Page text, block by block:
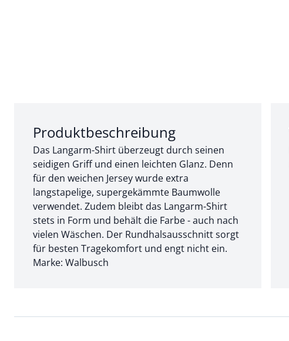
Abschnitt 1 von 3:
Produktbeschreibung
Das Langarm-Shirt überzeugt durch seinen
seidigen Griff und einen leichten Glanz. Denn
für den weichen Jersey wurde extra
langstapelige, supergekämmte Baumwolle
verwendet. Zudem bleibt das Langarm-Shirt
stets in Form und behält die Farbe - auch nach
vielen Wäschen. Der Rundhalsausschnitt sorgt
für besten Tragekomfort und engt nicht ein.
Marke: Walbusch